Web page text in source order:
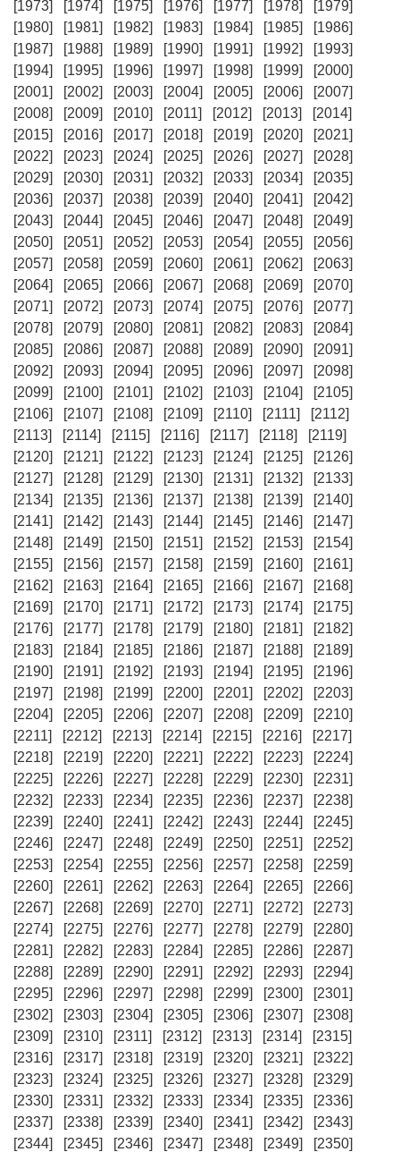
[1973] [1974] [1975] [1976] [1977] [1978]
[1979]
[1980]
[1981] [1982] [1983] [1984] [1985]
[1986]
[1987]
[1988] [1989] [1990] [1991] [1992]
[1993]
[1994]
[1995] [1996] [1997] [1998] [1999]
[2000]
[2001]
[2002] [2003] [2004] [2005] [2006]
[2007]
[2008]
[2009] [2010] [2011] [2012] [2013]
[2014]
[2015]
[2016] [2017] [2018] [2019] [2020]
[2021]
[2022]
[2023] [2024] [2025] [2026] [2027]
[2028]
[2029]
[2030] [2031] [2032] [2033] [2034]
[2035]
[2036]
[2037] [2038] [2039] [2040] [2041]
[2042]
[2043]
[2044] [2045] [2046] [2047] [2048]
[2049]
[2050]
[2051] [2052] [2053] [2054] [2055]
[2056]
[2057]
[2058] [2059] [2060] [2061] [2062]
[2063]
[2064]
[2065] [2066] [2067] [2068] [2069]
[2070]
[2071]
[2072] [2073] [2074] [2075] [2076]
[2077]
[2078]
[2079] [2080] [2081] [2082] [2083]
[2084]
[2085]
[2086] [2087] [2088] [2089] [2090]
[2091]
[2092]
[2093] [2094] [2095] [2096] [2097]
[2098]
[2099]
[2100] [2101] [2102] [2103] [2104]
[2105]
[2106]
[2107] [2108] [2109] [2110] [2111]
[2112]
[2113]
[2114] [2115] [2116] [2117] [2118]
[2119]
[2120]
[2121] [2122] [2123] [2124] [2125]
[2126]
[2127]
[2128] [2129] [2130] [2131] [2132]
[2133]
[2134]
[2135] [2136] [2137] [2138] [2139]
[2140]
[2141]
[2142] [2143] [2144] [2145] [2146]
[2147]
[2148]
[2149] [2150] [2151] [2152] [2153]
[2154]
[2155]
[2156] [2157] [2158] [2159] [2160]
[2161]
[2162]
[2163] [2164] [2165] [2166] [2167]
[2168]
[2169]
[2170] [2171] [2172] [2173] [2174]
[2175]
[2176]
[2177] [2178] [2179] [2180] [2181]
[2182]
[2183]
[2184] [2185] [2186] [2187] [2188]
[2189]
[2190]
[2191] [2192] [2193] [2194] [2195]
[2196]
[2197]
[2198] [2199] [2200] [2201] [2202]
[2203]
[2204]
[2205] [2206] [2207] [2208] [2209]
[2210]
[2211]
[2212] [2213] [2214] [2215] [2216]
[2217]
[2218]
[2219] [2220] [2221] [2222] [2223]
[2224]
[2225]
[2226] [2227] [2228] [2229] [2230]
[2231]
[2232]
[2233] [2234] [2235] [2236] [2237]
[2238]
[2239]
[2240] [2241] [2242] [2243] [2244]
[2245]
[2246]
[2247] [2248] [2249] [2250] [2251]
[2252]
[2253]
[2254] [2255] [2256] [2257] [2258]
[2259]
[2260]
[2261] [2262] [2263] [2264] [2265]
[2266]
[2267]
[2268] [2269] [2270] [2271] [2272]
[2273]
[2274]
[2275] [2276] [2277] [2278] [2279]
[2280]
[2281]
[2282] [2283] [2284] [2285] [2286]
[2287]
[2288]
[2289] [2290] [2291] [2292] [2293]
[2294]
[2295]
[2296] [2297] [2298] [2299] [2300]
[2301]
[2302]
[2303] [2304] [2305] [2306] [2307]
[2308]
[2309]
[2310] [2311] [2312] [2313] [2314]
[2315]
[2316]
[2317] [2318] [2319] [2320] [2321]
[2322]
[2323]
[2324] [2325] [2326] [2327] [2328]
[2329]
[2330]
[2331] [2332] [2333] [2334] [2335]
[2336]
[2337]
[2338] [2339] [2340] [2341] [2342]
[2343]
[2344]
[2345] [2346] [2347] [2348] [2349]
[2350]